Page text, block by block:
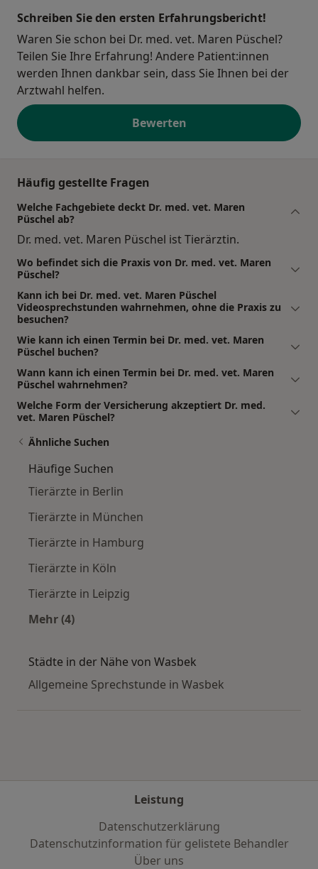
Schreiben Sie den ersten Erfahrungsbericht!
Waren Sie schon bei Dr. med. vet. Maren Püschel?
Teilen Sie Ihre Erfahrung! Andere Patient:innen
werden Ihnen dankbar sein, dass Sie Ihnen bei der
Arztwahl helfen.
Bewerten
Häufig gestellte Fragen
Welche Fachgebiete deckt Dr. med. vet. Maren
Püschel ab?
Dr. med. vet. Maren Püschel ist Tierärztin.
Wo befindet sich die Praxis von Dr. med. vet. Maren
Püschel?
Kann ich bei Dr. med. vet. Maren Püschel
Videosprechstunden wahrnehmen, ohne die Praxis zu
besuchen?
Wie kann ich einen Termin bei Dr. med. vet. Maren
Püschel buchen?
Wann kann ich einen Termin bei Dr. med. vet. Maren
Püschel wahrnehmen?
Welche Form der Versicherung akzeptiert Dr. med.
vet. Maren Püschel?
Ähnliche Suchen
Häufige Suchen
Tierärzte in Berlin
Tierärzte in München
Tierärzte in Hamburg
Tierärzte in Köln
Tierärzte in Leipzig
Mehr (4)
Städte in der Nähe von Wasbek
Allgemeine Sprechstunde in Wasbek
Leistung
Datenschutzerklärung
Datenschutzinformation für gelistete Behandler
Über uns